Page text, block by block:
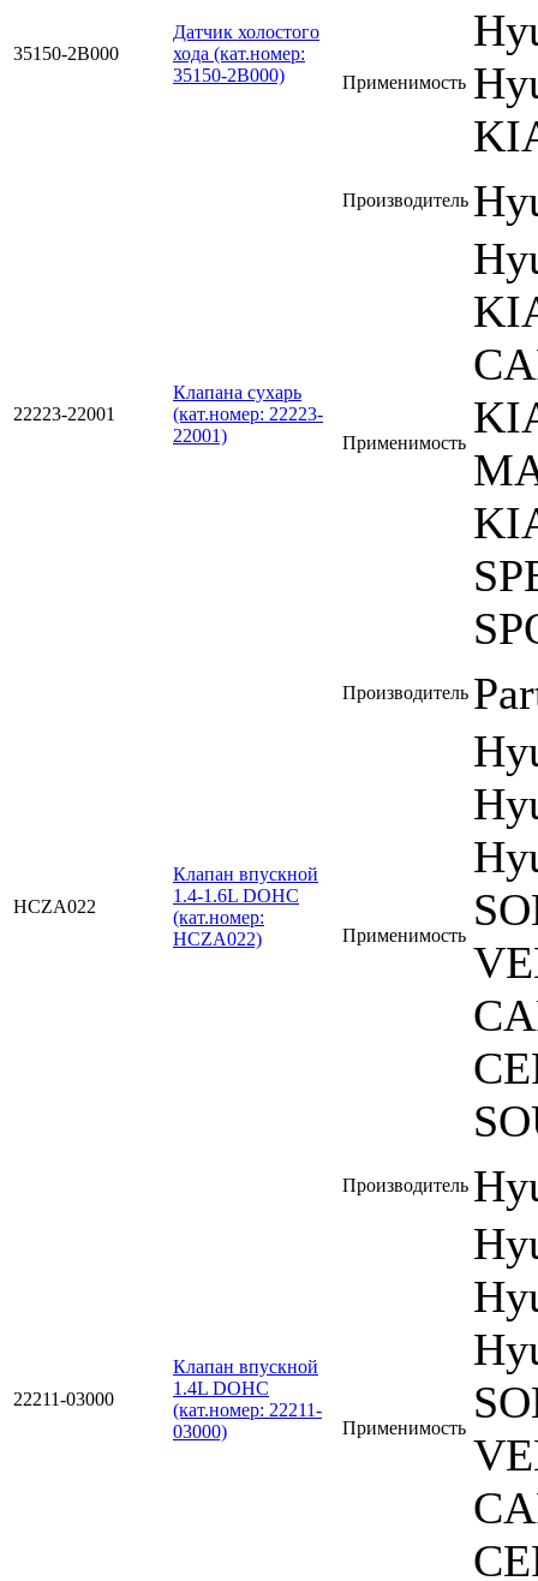
35150-2B000
Датчик холостого
хода (кат.номер:
35150-2B000)
Применимость
22223-22001
Клапана сухарь
(кат.номер: 22223-
22001)
Производитель
Применимость
HCZA022
Клапан впускной
1.4-1.6L DOHC
(кат.номер:
HCZA022)
Производитель
Применимость
22211-03000
Клапан впускной
1.4L DOHC
(кат.номер: 22211-
03000)
Производитель
Применимость